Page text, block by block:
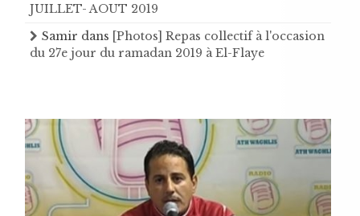
JUILLET- AOUT 2019
Samir dans [Photos] Repas collectif à l'occasion
du 27e jour du ramadan 2019 à El-Flaye